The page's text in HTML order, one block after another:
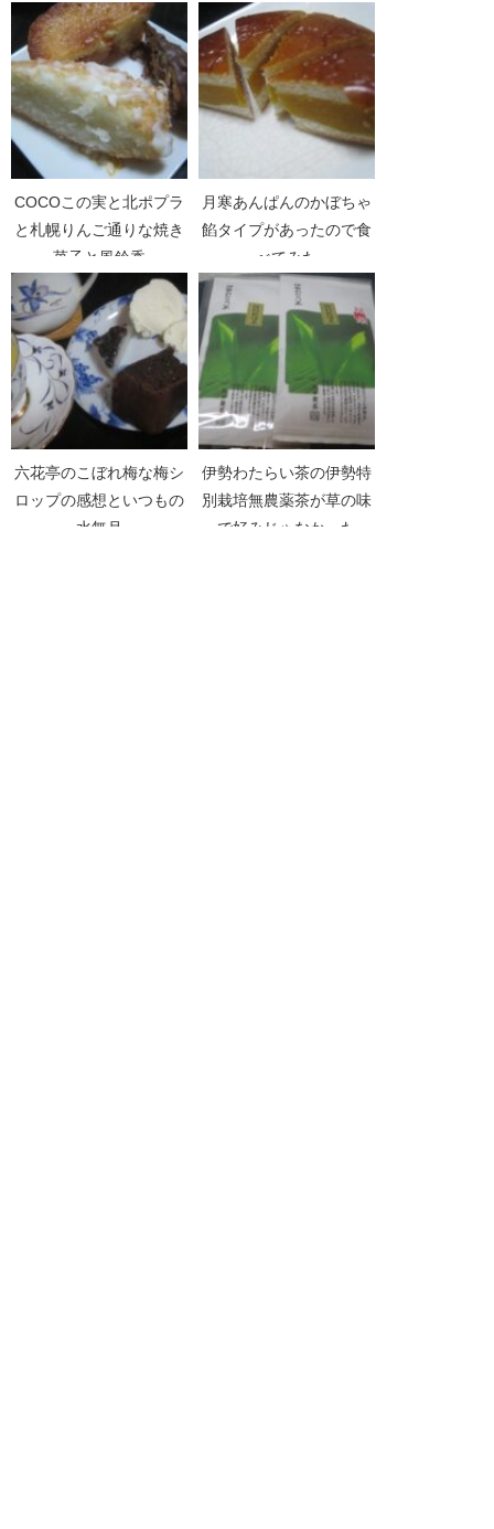
た
COCOこの実と北ポプラ
と札幌りんご通りな焼き
菓子と風鈴香
月寒あんぱんのかぼちゃ
餡タイプがあったので食
べてみた
六花亭のこぼれ梅な梅シ
ロップの感想といつもの
水無月
伊勢わたらい茶の伊勢特
別栽培無農薬茶が草の味
で好みじゃなかった